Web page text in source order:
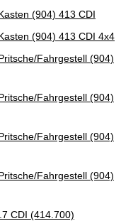
(904) 413 CDI
(904) 413 CDI 4x4
Fahrgestell (904)
Fahrgestell (904)
Fahrgestell (904)
Fahrgestell (904)
CDI (414.700)